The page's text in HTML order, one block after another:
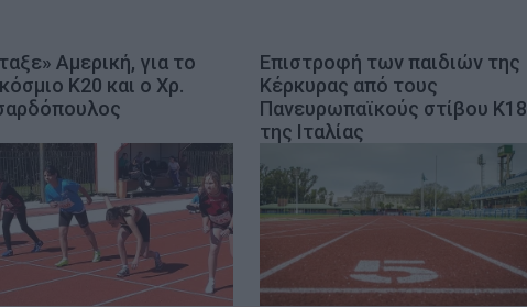
Αμερική, για το
Κ20 και ο Χρ.
Επιστροφή των παιδιών της
Κέρκυρας από τους
Πανευρωπαϊκούς στίβου Κ18
της Ιταλίας